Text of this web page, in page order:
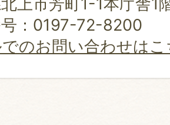
号：0197-72-8200
のお問い合わせは